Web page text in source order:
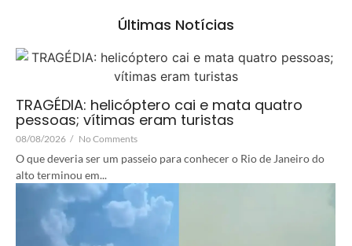
Últimas Notícias
TRAGÉDIA: helicóptero cai e mata quatro
pessoas; vítimas eram turistas
08/08/2026 / No Comments
O que deveria ser um passeio para conhecer o Rio de Janeiro do
alto terminou em...